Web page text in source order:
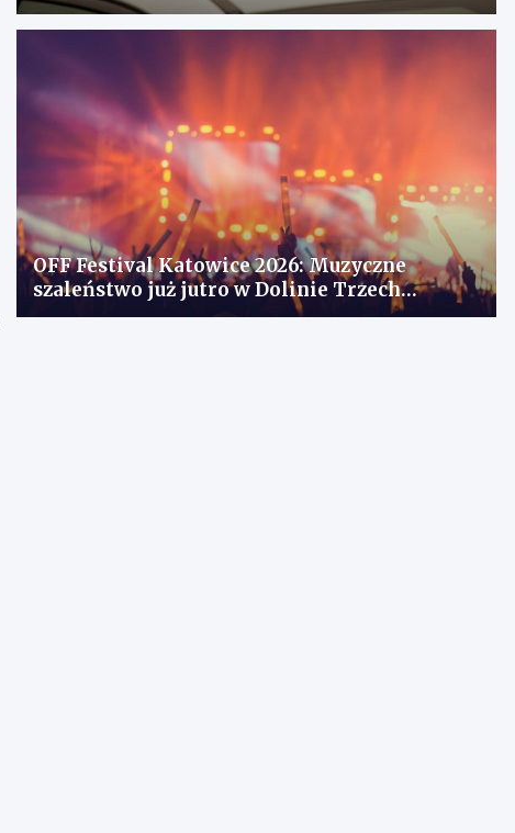
OFF Festival Katowice 2026: Muzyczne
szaleństwo już jutro w Dolinie Trzech
Stawów!